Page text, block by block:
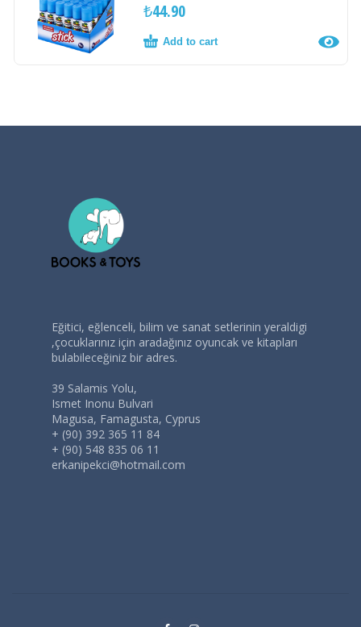
₺44.90
Add to cart
Eğitici, eğlenceli, bilim ve sanat setlerinin yeraldigi
,çocuklarınız için aradağınız oyuncak ve kitapları
bulabileceğiniz bir adres.
39 Salamis Yolu,
Ismet Inonu Bulvari
Magusa, Famagusta, Cyprus
+ (90) 392 365 11 84
+ (90) 548 835 06 11
erkanipekci@hotmail.com